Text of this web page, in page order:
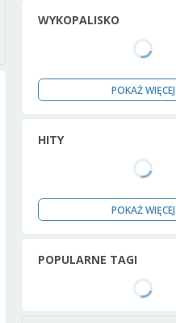
WYKOPALISKO
POKAŻ WIĘCEJ
HITY
POKAŻ WIĘCEJ
POPULARNE TAGI